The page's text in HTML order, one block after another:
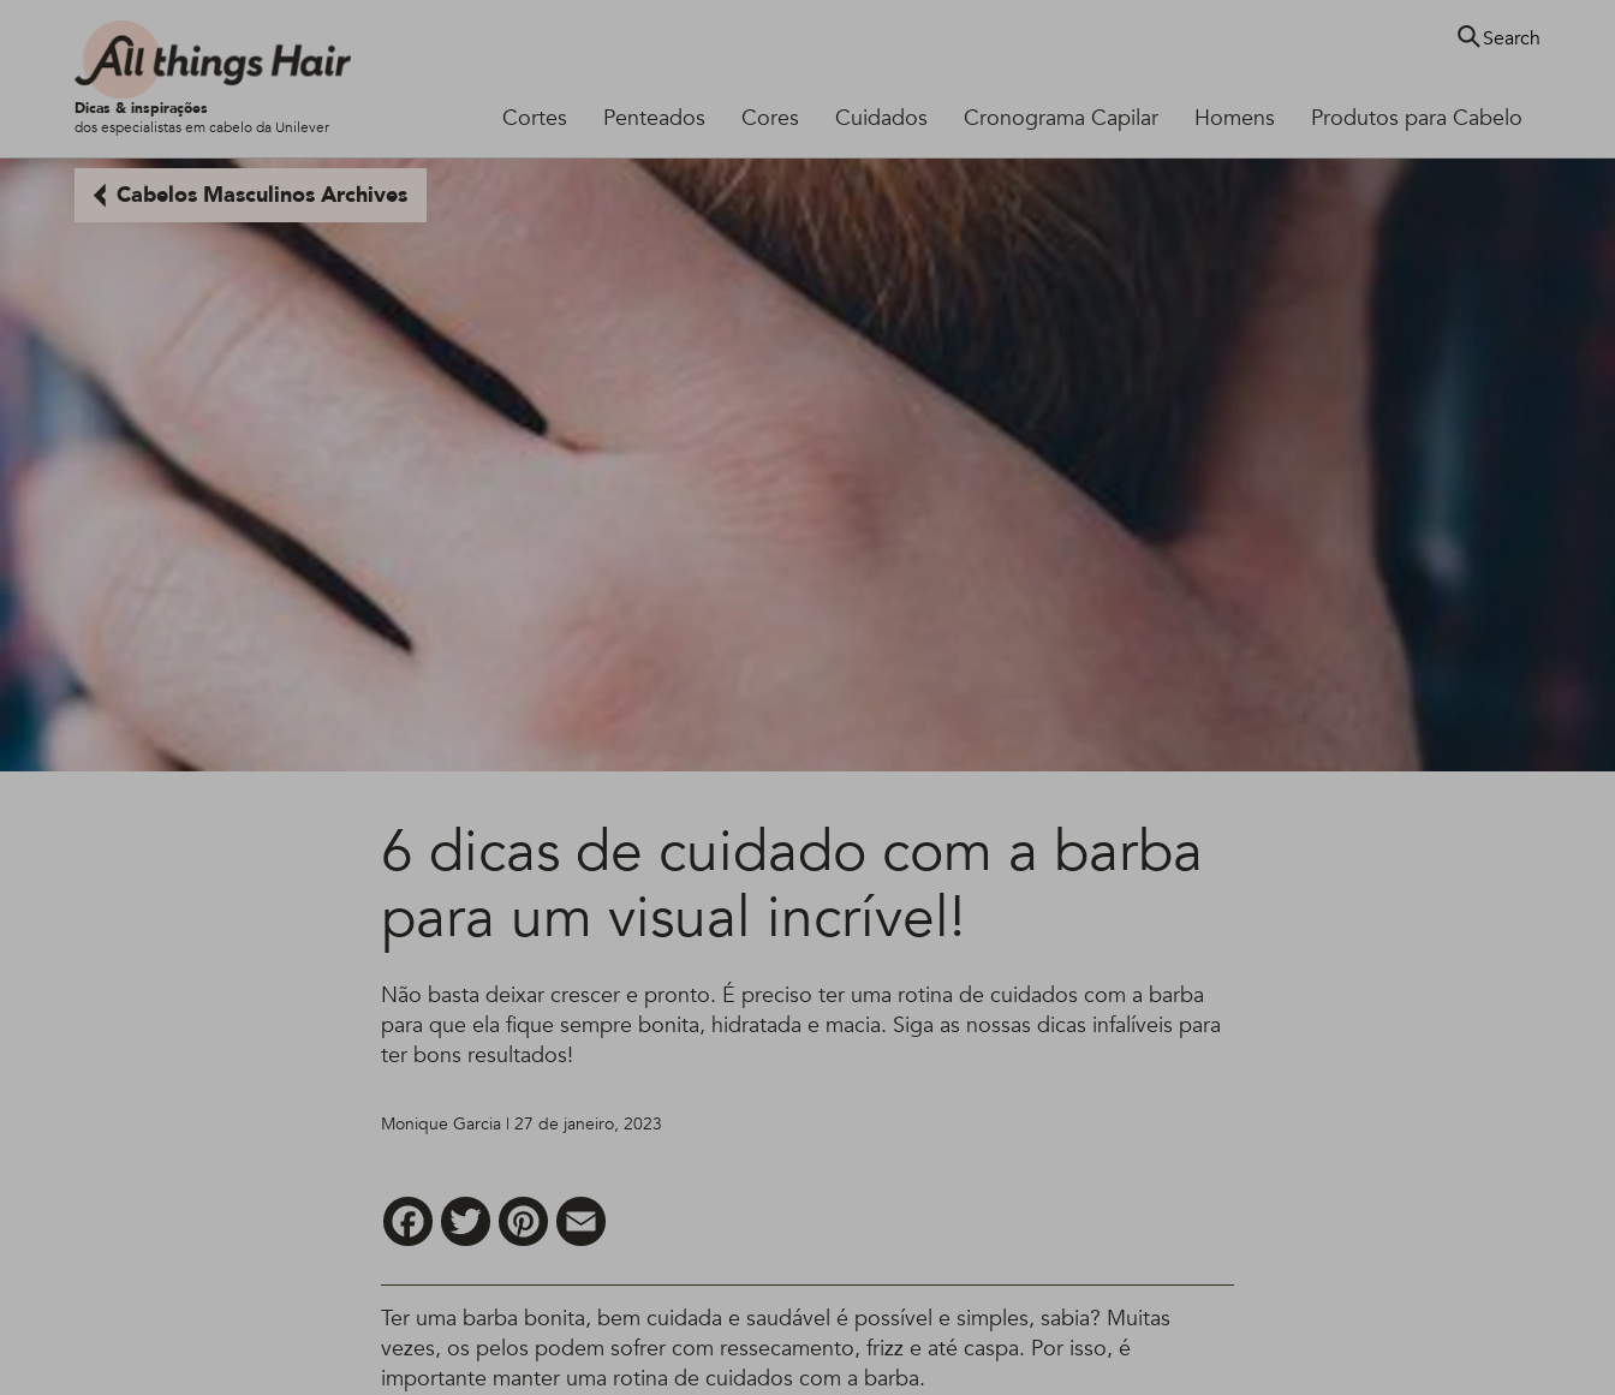
Dicas & inspirações
dos especialistas em cabelo da Unilever
Cortes Penteados Cores Cuidados Cronograma Capilar Homens Produtos para Cabelo
Search
Cabelos Masculinos Archives
6 dicas de cuidado com a barba
para um visual incrível!
Não basta deixar crescer e pronto. É preciso ter uma rotina de cuidados com a barba
para que ela fique sempre bonita, hidratada e macia. Siga as nossas dicas infalíveis para
ter bons resultados!
Monique Garcia | 27 de janeiro, 2023
FacebookTwitter Pinterest
Ter uma barba bonita, bem cuidada e saudável é possível e simples, sabia? Muitas
vezes, os pelos podem sofrer com ressecamento, frizz e até caspa. Por isso, é
importante manter uma rotina de cuidados com a barba.